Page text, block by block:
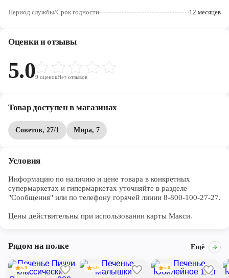
Период службы/Срок годности 12 месяцев
Оценки и отзывы
5.09 оценокНет отзывов
Товар доступен в магазинах
Советов, 27/1 Мира, 7
Условия
Информацию по наличию и цене товара в конкретных
супермаркетах и гипермаркетах уточняйте в разделе
"Сообщения" или по телефону горячей линии 8-800-100-27-27.
Цены действительны при использовании карты Макси.
Рядом на полке Ещё
5.0 5.0 5.0